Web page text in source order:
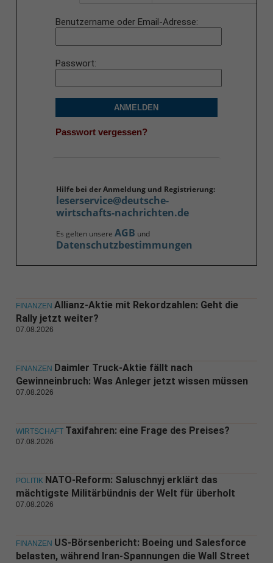
Benutzername oder Email-Adresse
Passwort
ANMELDEN
Passwort vergessen?
Hilfe bei der Anmeldung und Registrierung:
leserservice@deutsche-
wirtschafts-nachrichten.de
Es gelten unsere AGB und
Datenschutzbestimmungen
FINANZEN Allianz-Aktie mit Rekordzahlen: Geht die
Rally jetzt weiter?
07.08.2026
FINANZEN Daimler Truck-Aktie fällt nach
Gewinneinbruch: Was Anleger jetzt wissen müssen
07.08.2026
WIRTSCHAFT Taxifahren: eine Frage des Preises?
07.08.2026
POLITIK NATO-Reform: Saluschnyj erklärt das
mächtigste Militärbündnis der Welt für überholt
07.08.2026
FINANZEN US-Börsenbericht: Boeing und Salesforce
belasten, während Iran-Spannungen die Wall Street